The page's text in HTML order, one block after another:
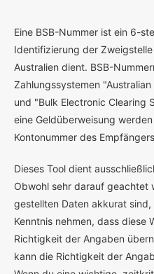
Eine BSB-Nummer ist ein 6-
Identifizierung der
Australien dient. BSB-
Zahlungssystemen
und "Bulk Electronic Clearing
eine Geldüberweisung
Kontonummer des
Dieses Tool dient
Obwohl sehr darauf geachtet
gestellten Daten akkurat
Kenntnis nehmen, dass diese
Richtigkeit der Angaben
kann die Richtigkeit der